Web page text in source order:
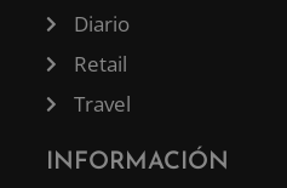
Diario
Retail
Travel
INFORMACIÓN